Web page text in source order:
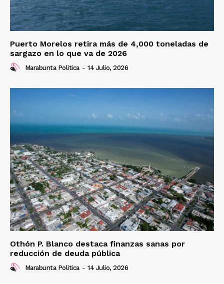
Puerto Morelos retira más de 4,000 toneladas de
sargazo en lo que va de 2026
Marabunta Politica - 14 Julio, 2026
Othón P. Blanco destaca finanzas sanas por
reducción de deuda pública
Marabunta Politica - 14 Julio, 2026